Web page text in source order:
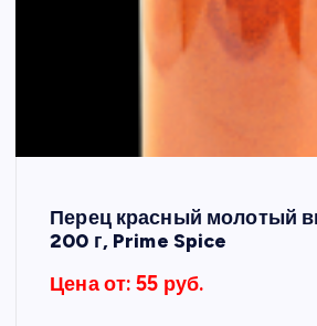
Перец красный молотый
200 г, Prime Spice
Цена от: 55 руб.